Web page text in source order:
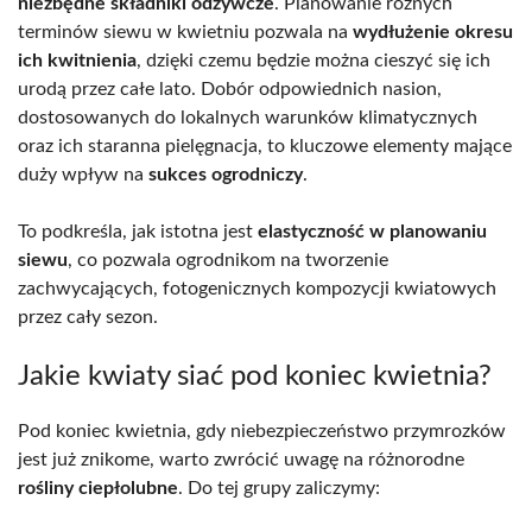
terminów siewu w kwietniu pozwala na wydłużenie okresu
ich kwitnienia, dzięki czemu będzie można cieszyć się ich
urodą przez całe lato. Dobór odpowiednich nasion,
dostosowanych do lokalnych warunków klimatycznych
oraz ich staranna pielęgnacja, to kluczowe elementy mające
duży wpływ na sukces ogrodniczy.
To podkreśla, jak istotna jest elastyczność w planowaniu
siewu, co pozwala ogrodnikom na tworzenie
zachwycających, fotogenicznych kompozycji kwiatowych
przez cały sezon.
Jakie kwiaty siać pod koniec kwietnia?
Pod koniec kwietnia, gdy niebezpieczeństwo przymrozków
jest już znikome, warto zwrócić uwagę na różnorodne
rośliny ciepłolubne. Do tej grupy zaliczymy: